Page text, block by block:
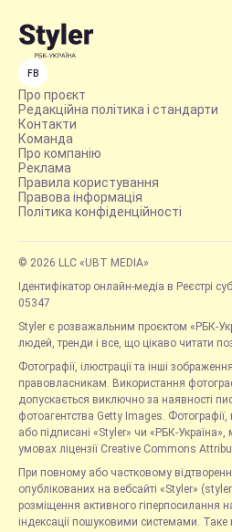
FB
Про проєкт
Редакційна політика і стандарти
Контакти
Команда
Про компанію
Реклама
Правила користування
Правова інформація
Політика конфіденційності
© 2026 LLC «UBT MEDIA»
Ідентифікатор онлайн-медіа в Реєстрі
05347
Styler є розважальним проєктом «РБК-
людей, тренди і все, що цікаво читати
Фотографії, ілюстрації та інші
правовласникам. Використання
допускається виключно за наявності
фотоагентства Getty Images.
або підписані «Styler» чи «РБК-
умовах ліцензії Creative Commons
При повному або частковому
опублікованих на вебсайті «Styler»
розміщення активного гіперпосилання
індексації пошуковими системами. Таке